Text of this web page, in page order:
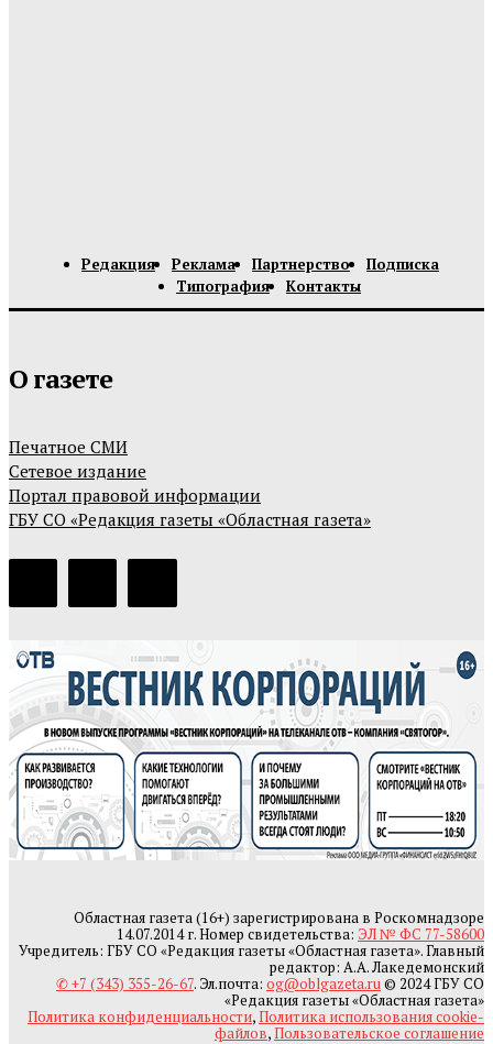
Редакция Реклама Партнерство
Подписка
Типография
Контакты
О газете
Печатное СМИ
Сетевое издание
Портал правовой информации
ГБУ СО «Редакция газеты «Областная газета»
Областная газета (16+) зарегистрирована в Роскомнадзоре
14.07.2014 г. Номер свидетельства: ЭЛ № ФС 77-58600
Учредитель: ГБУ СО «Редакция газеты «Областная газета». Главный
редактор: А.А. Лакедемонский
✆ +7 (343) 355-26-67. Эл.почта: og@oblgazeta.ru© 2024 ГБУ СО
«Редакция газеты «Областная газета»
Политика конфиденциальности,Политика использования cookie-
файлов,Пользовательское соглашение